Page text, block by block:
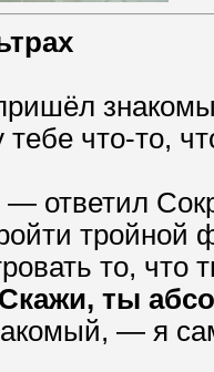
что-то,
ответил
то, что
Скажи, ты
— я